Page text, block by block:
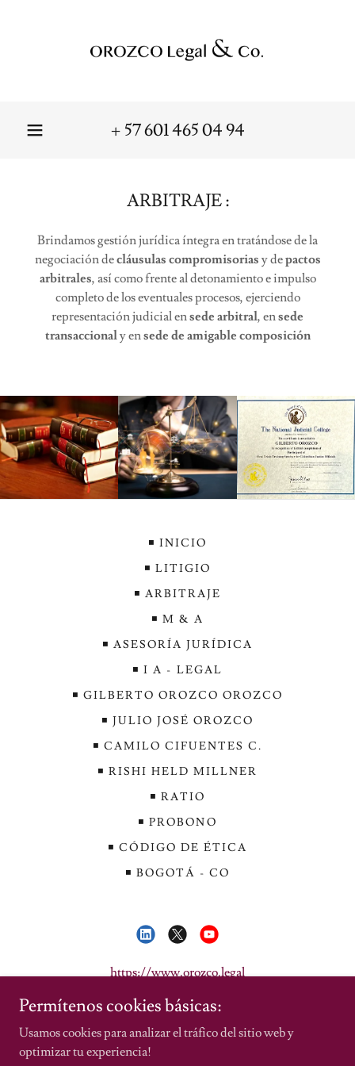
+ 57 601 465 04 94
ARBITRAJE :
Brindamos gestión jurídica íntegra en tratándose de la
negociación decláusulas compromisorias y depactos
arbitrales, así como frente al detonamiento e impulso
completo de los eventuales procesos, ejerciendo
representación judicial ensede arbitral, ensede
transaccionaly ensede de amigable composición
◾️ INICIO
◾️ LITIGIO
◾️ ARBITRAJE
◾️ M & A
◾️ ASESORÍA JURÍDICA
◾️ I A - LEGAL
◾️ GILBERTO OROZCO OROZCO
◾️ JULIO JOSÉ OROZCO
◾️ CAMILO CIFUENTES C.
◾️ RISHI HELD MILLNER
◾️ RATIO
◾️ PROBONO
◾️ CÓDIGO DE ÉTICA
◾️ BOGOTÁ - CO
https://www.orozco.legal
Copyright © 2026
Bogotá, D.C | Colombia
Permítenos cookies básicas:
Usamos cookies para analizar el tráfico del sitio web y
optimizar tu experiencia!